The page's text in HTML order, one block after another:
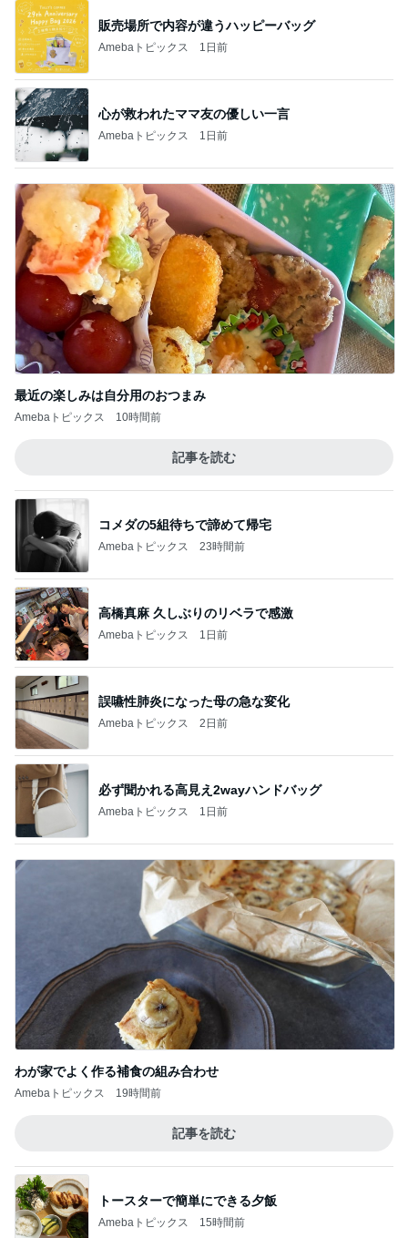
販売場所で内容が違うハッピーバッグ
Amebaトピックス 1日前
心が救われたママ友の優しい一言
Amebaトピックス 1日前
最近の楽しみは自分用のおつまみ
Amebaトピックス 10時間前
記事を読む
コメダの5組待ちで諦めて帰宅
Amebaトピックス 23時間前
高橋真麻 久しぶりのリベラで感激
Amebaトピックス 1日前
誤嚥性肺炎になった母の急な変化
Amebaトピックス 2日前
必ず聞かれる高見え2wayハンドバッグ
Amebaトピックス 1日前
わが家でよく作る補食の組み合わせ
Amebaトピックス 19時間前
記事を読む
トースターで簡単にできる夕飯
Amebaトピックス 15時間前